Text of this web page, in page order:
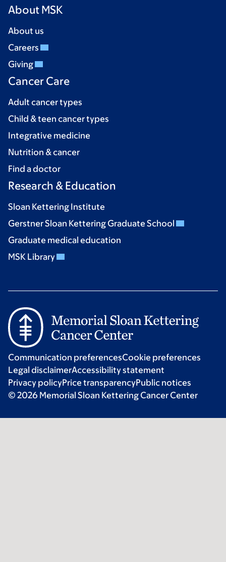
About MSK
About us
Careers
Giving
Cancer Care
Adult cancer types
Child & teen cancer types
Integrative medicine
Nutrition & cancer
Find a doctor
Research & Education
Sloan Kettering Institute
Gerstner Sloan Kettering Graduate School
Graduate medical education
MSK Library
Communication preferencesCookie preferences
Legal disclaimerAccessibility statement
Privacy policyPrice transparencyPublic notices
© 2026 Memorial Sloan Kettering Cancer Center